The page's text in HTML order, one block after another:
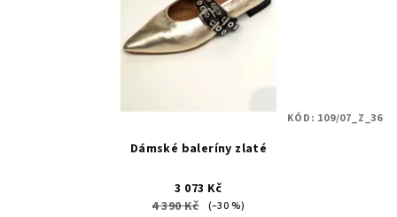
Dámské baleríny zlaté
3 073 Kč
4 390 Kč
(–30 %)
KÓD: 109/07_Z_36